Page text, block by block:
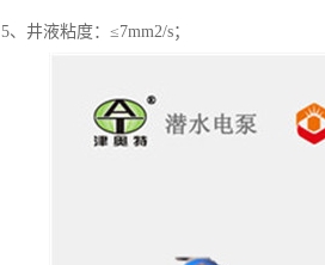
5、井液粘度：≤7mm2/s；